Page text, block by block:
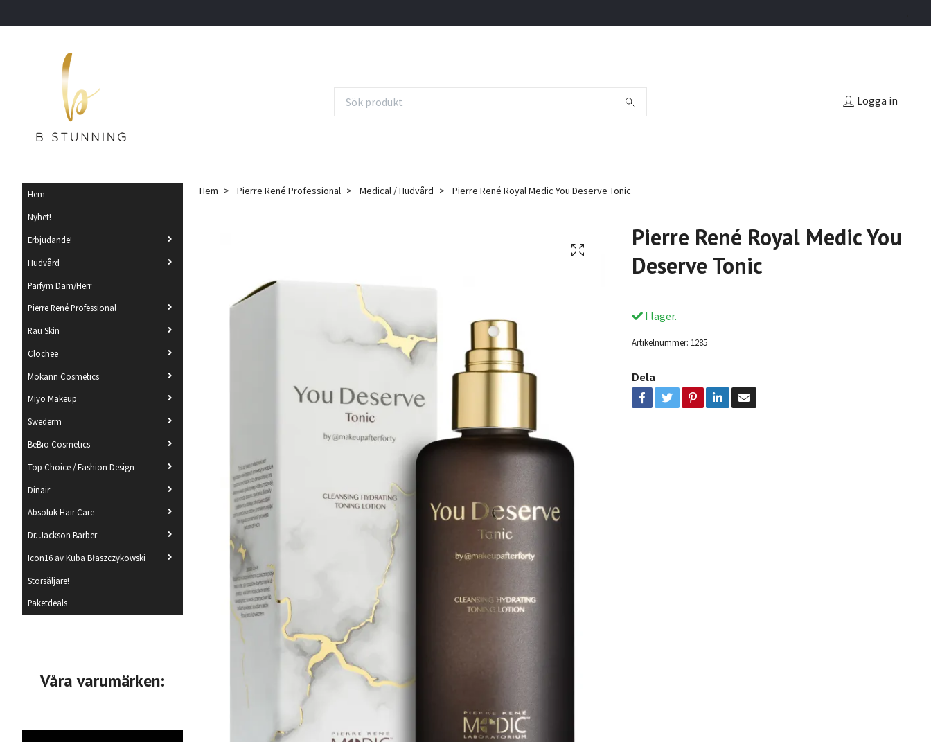
Logga in
Hem
Nyhet!
Erbjudande!
Hudvård
Parfym Dam/Herr
Pierre René Professional
Rau Skin
Clochee
Mokann Cosmetics
Miyo Makeup
Swederm
BeBio Cosmetics
Top Choice / Fashion Design
Dinair
Absoluk Hair Care
Dr. Jackson Barber
Icon16 av Kuba Błaszczykowski
Storsäljare!
Paketdeals
Våra varumärken:
Hem Pierre René Professional Medical / Hudvård Pierre René Royal Medic You Deserve Tonic
Pierre René Royal Medic You
Deserve Tonic
I lager.
Artikelnummer: 1285
Dela